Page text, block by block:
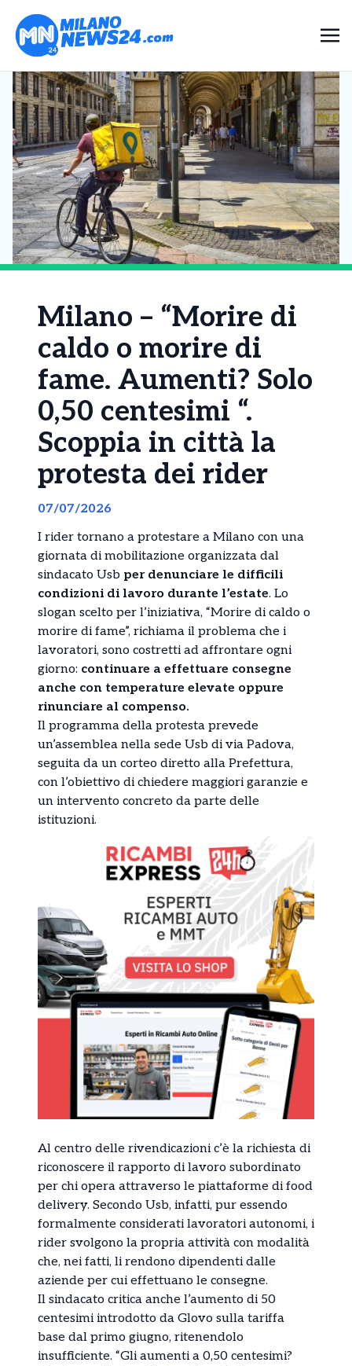
Milano – “Morire di
caldo o morire di
fame. Aumenti? Solo
0,50 centesimi “.
Scoppia in città la
protesta dei rider
07/07/2026
I rider tornano a protestare a Milano con una
giornata di mobilitazione organizzata dal
sindacato Usb per denunciare le difficili
condizioni di lavoro durante l’estate. Lo
slogan scelto per l’iniziativa, “Morire di caldo o
morire di fame”, richiama il problema che i
lavoratori, sono costretti ad affrontare ogni
giorno: continuare a effettuare consegne
anche con temperature elevate oppure
rinunciare al compenso.
Il programma della protesta prevede
un’assemblea nella sede Usb di via Padova,
seguita da un corteo diretto alla Prefettura,
con l’obiettivo di chiedere maggiori garanzie e
un intervento concreto da parte delle
istituzioni.
Al centro delle rivendicazioni c’è la richiesta di
riconoscere il rapporto di lavoro subordinato
per chi opera attraverso le piattaforme di food
delivery. Secondo Usb, infatti, pur essendo
formalmente considerati lavoratori autonomi, i
rider svolgono la propria attività con modalità
che, nei fatti, li rendono dipendenti dalle
aziende per cui effettuano le consegne.
Il sindacato critica anche l’aumento di 50
centesimi introdotto da Glovo sulla tariffa
base dal primo giugno, ritenendolo
insufficiente. “Gli aumenti a 0,50 centesimi?